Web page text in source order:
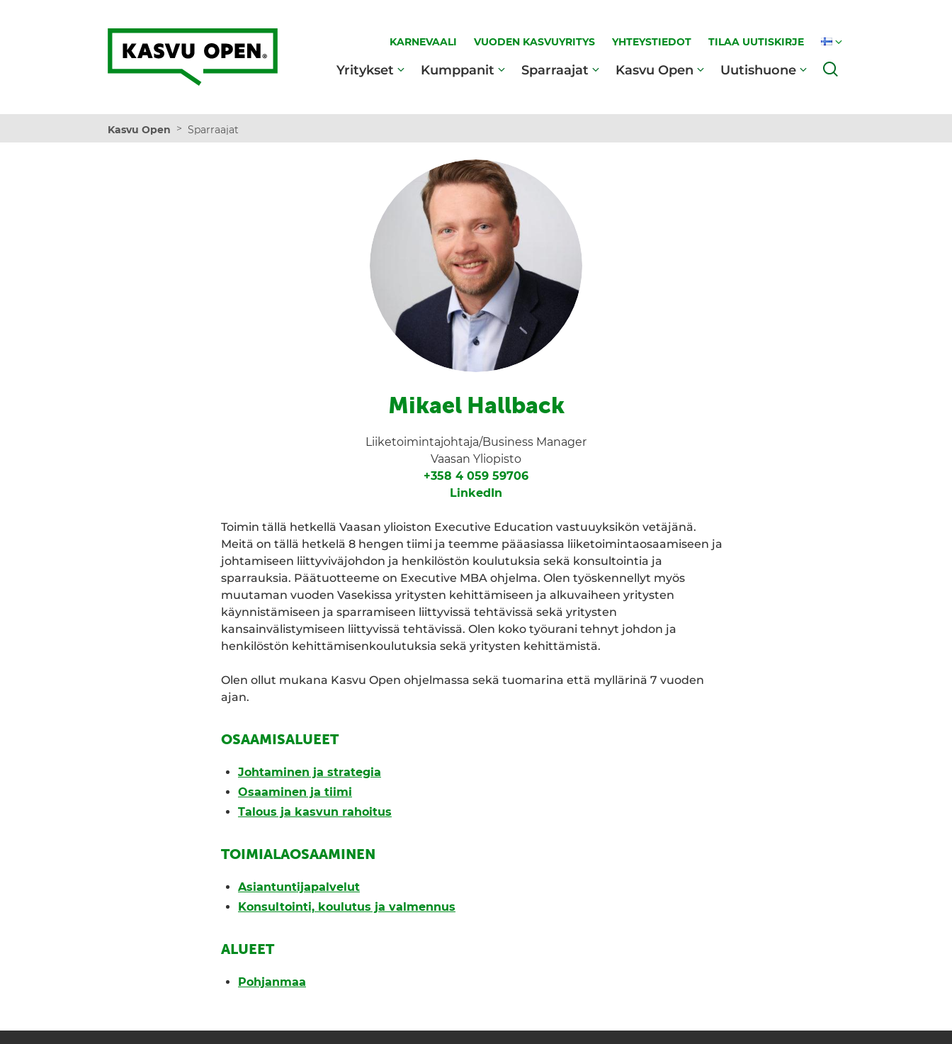
Kasvu Open
KARNEVAALI VUODEN KASVUYRITYS YHTEYSTIEDOT TILAA UUTISKIRJE
Yritykset Kumppanit Sparraajat Kasvu Open Uutishuone
Kasvu Open > Sparraajat
Mikael Hallback
Liiketoimintajohtaja/Business Manager
Vaasan Yliopisto
+358 4 059 59706
LinkedIn
Toimin tällä hetkellä Vaasan ylioiston Executive Education vastuuyksikön vetäjänä.
Meitä on tällä hetkelä 8 hengen tiimi ja teemme pääasiassa liiketoimintaosaamiseen ja
johtamiseen liittyviväjohdon ja henkilöstön koulutuksia sekä konsultointia ja
sparrauksia. Päätuotteeme on Executive MBA ohjelma. Olen työskennellyt myös
muutaman vuoden Vasekissa yritysten kehittämiseen ja alkuvaiheen yritysten
käynnistämiseen ja sparramiseen liittyvissä tehtävissä sekä yritysten
kansainvälistymiseen liittyvissä tehtävissä. Olen koko työurani tehnyt johdon ja
henkilöstön kehittämisenkoulutuksia sekä yritysten kehittämistä.
Olen ollut mukana Kasvu Open ohjelmassa sekä tuomarina että myllärinä 7 vuoden
ajan.
OSAAMISALUEET
Johtaminen ja strategia
Osaaminen ja tiimi
Talous ja kasvun rahoitus
TOIMIALAOSAAMINEN
Asiantuntijapalvelut
Konsultointi, koulutus ja valmennus
ALUEET
Pohjanmaa